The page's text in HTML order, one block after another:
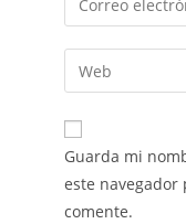
Guarda mi
este navegador
comente.